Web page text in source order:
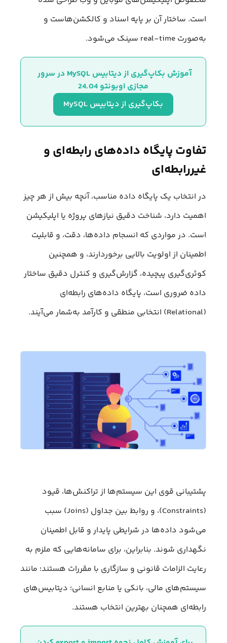
است. ساختار آن بر پایه اسناد و کالکشن‌هاست و
به‌صورت real-time سینک می‌شود.
آموزش بکاپ‌گیری از دیتابیس MySQL در سرور
مجازی اوبونتو 24.04
بکاپ‌گیری از دیتابیس MySQL
تفاوت پایگاه داده‌های رابطه‌ای و
غیررابطه‌ای
در انتخاب یک پایگاه داده مناسب، آنچه بیش از هر چیز
اهمیت دارد، شناخت دقیق نیازهای پروژه یا اپلیکیشن
است. در مواردی که انسجام داده‌ها، دقت، و قابلیت
اطمینان از اولویت بالایی برخوردارند، و همچنین
کوئری‌گیری پیچیده، گزارش‌گیری و کنترل دقیق ساختار
داده ضروری است، پایگاه داده‌های رابطه‌ای
(Relational) انتخابی منطقی و کارآمد به‌شمار می‌آیند.
پشتیبانی قوی این سیستم‌ها از تراکنش‌ها، قیود
(Constraints)، و روابط بین جداول (Joins) سبب
می‌شود داده‌ها در شرایطی پایدار و قابل اطمینان
نگهداری شوند. بنابراین، برای سامانه‌هایی که ملزم به
رعایت الزامات قانونی و سازگاری با مقررات هستند؛ مانند
سیستم‌های مالی، بانکی یا منابع انسانی؛ دیتابیس‌های
رابطه‌ای همچنان بهترین انتخاب هستند.